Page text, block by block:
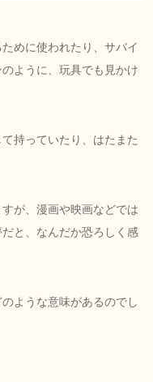
めに使われたり、サバイ
ように、玩具でも見かけ
持っていたり、はたまた
が、漫画や映画などでは
と、なんだか恐ろしく感
ような意味があるのでし